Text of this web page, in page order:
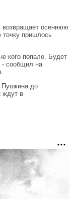
осеннюю
точку пришлось
кого попало. Будет
- сообщил на
Пушкина до
ждут в